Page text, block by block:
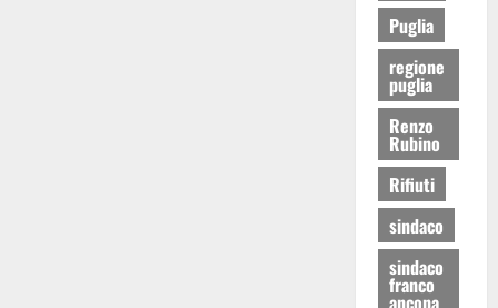
Puglia
regione
puglia
Renzo
Rubino
Rifiuti
sindaco
sindaco
franco
ancona